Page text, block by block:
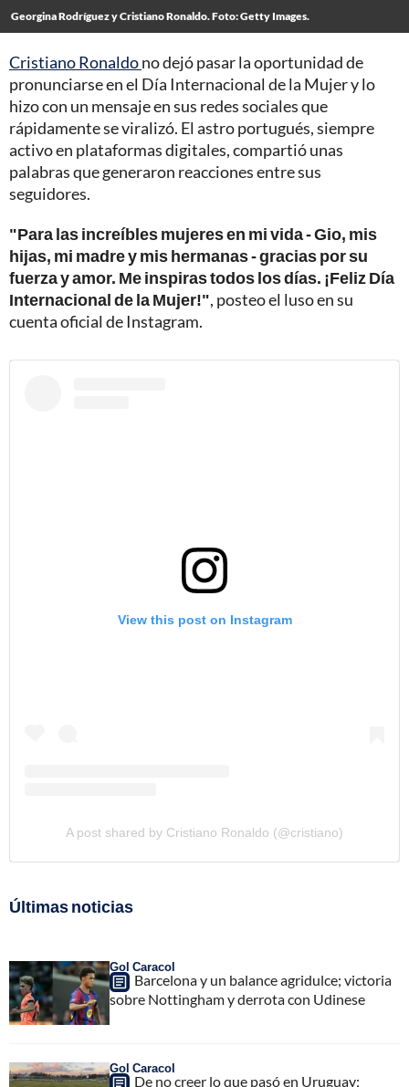
Georgina Rodríguez y Cristiano Ronaldo. Foto: Getty Images.
Cristiano Ronaldono dejó pasar la oportunidad de
pronunciarse en el Día Internacional de la Mujer y lo
hizo con un mensaje en sus redes sociales que
rápidamente se viralizó. El astro portugués, siempre
activo en plataformas digitales, compartió unas
palabras que generaron reacciones entre sus
seguidores.
"Para las increíbles mujeres en mi vida - Gio, mis
hijas, mi madre y mis hermanas - gracias por su
fuerza y amor. Me inspiras todos los días. ¡Feliz Día
Internacional de la Mujer!", posteo el luso en su
cuenta oficial de Instagram.
View this post on Instagram
A post shared by Cristiano Ronaldo (@cristiano)
Últimas noticias
Gol Caracol
Barcelona y un balance agridulce; victoria
sobre Nottingham y derrota con Udinese
Gol Caracol
De no creer lo que pasó en Uruguay;